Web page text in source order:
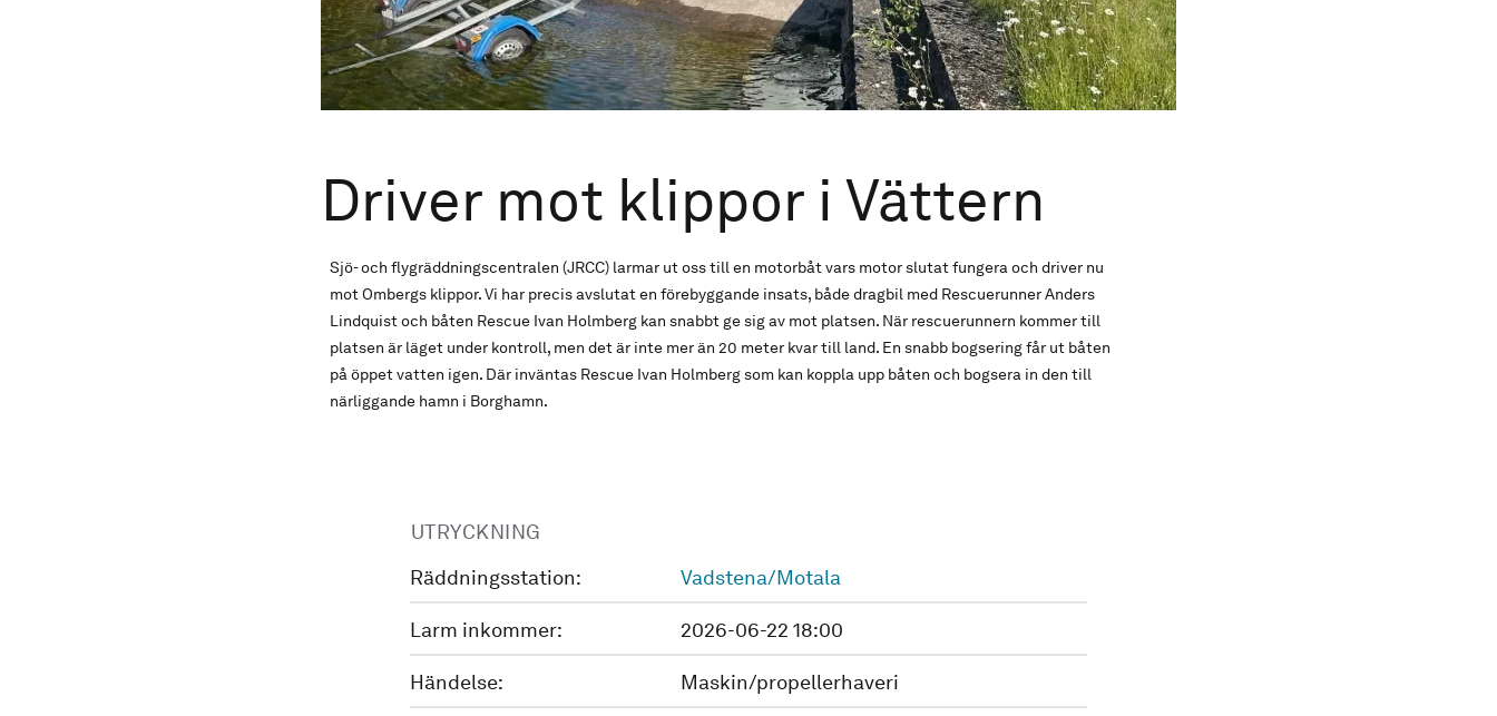
Driver mot klippor i Vättern
Sjö- och flygräddningscentralen (JRCC) larmar ut oss till en motorbåt vars motor slutat fungera och driver nu
mot Ombergs klippor. Vi har precis avslutat en förebyggande insats, både dragbil med Rescuerunner Anders
Lindquist och båten Rescue Ivan Holmberg kan snabbt ge sig av mot platsen. När rescuerunnern kommer till
platsen är läget under kontroll, men det är inte mer än 20 meter kvar till land. En snabb bogsering får ut båten
på öppet vatten igen. Där inväntas Rescue Ivan Holmberg som kan koppla upp båten och bogsera in den till
närliggande hamn i Borghamn.
UTRYCKNING
Räddningsstation:
Vadstena/Motala
Larm inkommer: 2026-06-22 18:00
Händelse: Maskin/propellerhaveri